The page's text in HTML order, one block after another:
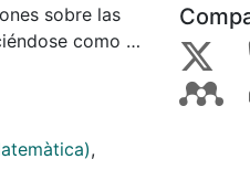
sobre las
como un
temente
de la técnica
que
un breve
,